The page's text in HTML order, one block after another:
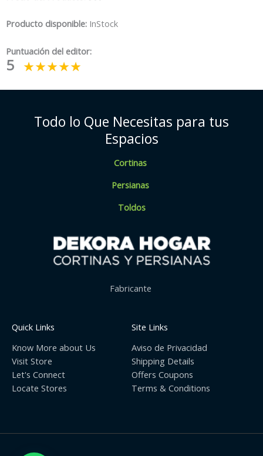
Producto disponible: InStock
Puntuación del editor:
5
Todo lo Que Necesitas para tus
Espacios
Cortinas
Persianas
Toldos
Fabricante
Quick Links
Know More about Us
Visit Store
Let's Connect
Locate Stores
Site Links
Aviso de Privacidad
Shipping Details
Offers Coupons
Terms & Conditions